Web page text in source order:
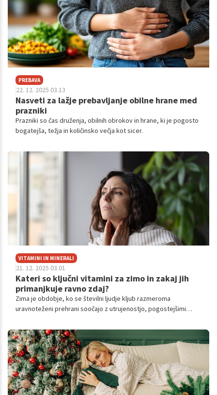
PREBAVA
22. 12. 2025 03.13
Nasveti za lažje prebavljanje obilne hrane med
prazniki
Prazniki so čas druženja, obilnih obrokov in hrane, ki je pogosto
bogatejša, težja in količinsko večja kot sicer.
VITAMINI IN MINERALI
21. 12. 2025 03.01
Kateri so ključni vitamini za zimo in zakaj jih
primanjkuje ravno zdaj?
Zima je obdobje, ko se številni ljudje kljub razmeroma
uravnoteženi prehrani soočajo z utrujenostjo, pogostejšimi